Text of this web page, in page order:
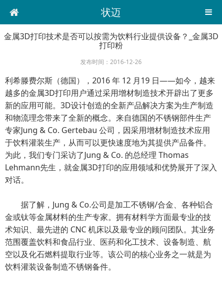
状迈
金属3D打印技术是否可以按需为饮料行业提供设备？_金属3D
打印粉
发布时间：2016-12-26
利希滕费尔斯（德国），2016 年 12 月19 日——如今，越来
越多的金属3D打印用户通过采用增材制造技术开辟出了更多
新的应用可能。3D设计创造的全新产品解决方案为生产制造
和物流理念带来了全新的概念。来自德国的不锈钢部件生产
专家Jung & Co. Gertebau 公司，因采用增材制造技术应用
于饮料灌装生产，从而可以更快速度地为其提供产品备件。
为此，我们专门采访了Jung & Co. 的总经理 Thomas
Lehmann先生，就金属3D打印的应用领域和优势展开了深入
对话。
据了解，Jung & Co.公司是加工不锈钢/合金、各种铝合
金或钛等金属材料的生产专家。拥有材料学方面最专业的技
术知识、最先进的 CNC 机床以及最专业的顾问团队。其业务
范围覆盖饮料和食品行业、医药和化工技术、设备制造、航
空以及化石燃料提取行业等。该公司的核心业务之一就是为
饮料灌装设备制造不锈钢备件。